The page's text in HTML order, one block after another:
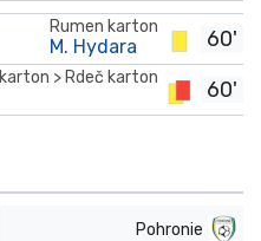
60'
Rumen karton
M. Hydara
60'
> Rdeč karton
Pohronie